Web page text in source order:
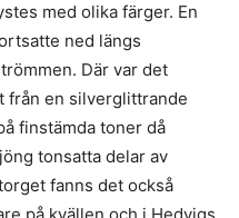
med olika färger. En
ned längs
Där var det
från en silverglittrande
finstämda toner då
tonsatta delar av
fanns det också